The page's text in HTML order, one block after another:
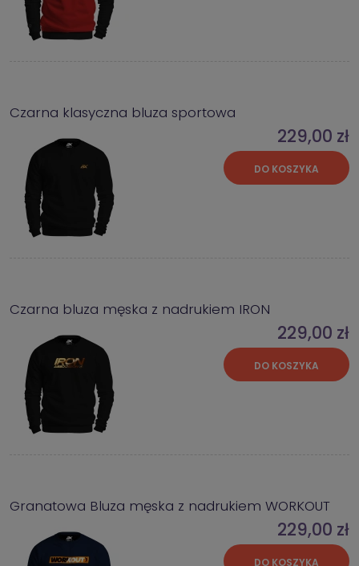
Czarna klasyczna bluza sportowa
229,00 zł
DO KOSZYKA
Czarna bluza męska z nadrukiem IRON
229,00 zł
DO KOSZYKA
Granatowa Bluza męska z nadrukiem WORKOUT
229,00 zł
DO KOSZYKA